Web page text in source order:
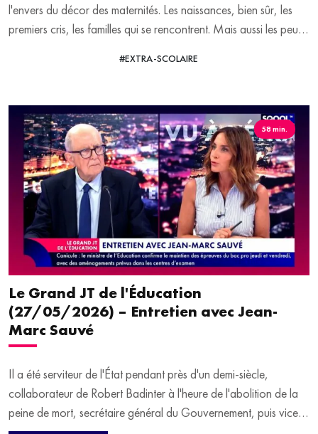
l'envers du décor des maternités. Les naissances, bien sûr, les
premiers cris, les familles qui se rencontrent. Mais aussi les peurs,
PMA et l'épuisement des soignantes. Un journal de bord brut,
#EXTRA-SCOLAIRE
58 min.
Le Grand JT de l'Éducation
(27/05/2026) – Entretien avec Jean-
Marc Sauvé
Il a été serviteur de l'État pendant près d'un demi-siècle,
collaborateur de Robert Badinter à l'heure de l'abolition de la
peine de mort, secrétaire général du Gouvernement, puis vice-